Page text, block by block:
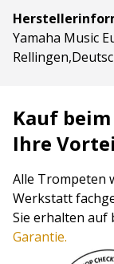
Yamaha Music
Kauf
Ihre
Alle Trompeten
Werkstatt
Sie erhalten auf
Garantie.